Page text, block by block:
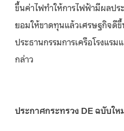
ขึ้นค่าไฟทำให้การไฟฟ้ามีผลป
ยอมให้ขาดทุนแล้วเศรษฐกิจดี
ประธานกรรมการเครือโรงแร
กล่าว
ประกาศกระทรวง DE ฉบับให